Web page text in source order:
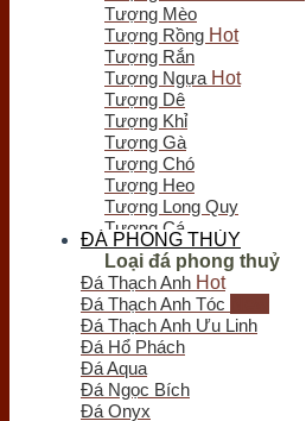
Tượng Mèo
Tượng Rồng
Tượng Rắn
Tượng Ngựa
Tượng Dê
Tượng Khỉ
Tượng Gà
Tượng Chó
Tượng Heo
Tượng Long Quy
Tượng Cá
Tượng Bò Tót
Tượng Chim
Tượng Nghê - Kỳ Lân
Tượng Thiềm Thừ
Tượng Tỳ Hưu
Tượng Voi
Trầm hương
Trầm Hương Phong Thủy
ĐÁ PHONG THỦY
Loại đá phong thuỷ
Đá Thạch Anh
Đá Thạch Anh Tóc
Đá Thạch Anh Ưu Linh
Đá Hổ Phách
Đá Aqua
Đá Ngọc Bích
Đá Onyx